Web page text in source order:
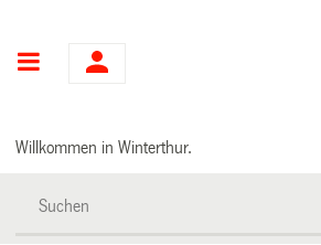
Hauptnavigation
Willkommen in Winterthur.